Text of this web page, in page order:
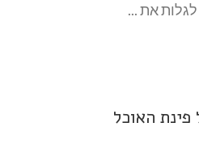
את ...
האוכל